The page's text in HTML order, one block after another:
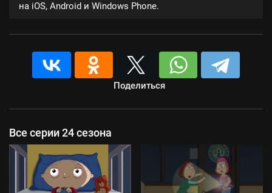
на iOS, Android и Windows Phone.
Поделиться
Все серии 24 сезона